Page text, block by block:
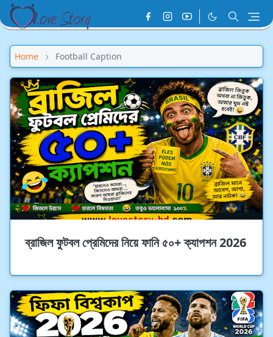
Home Football Caption
ব্রাজিল ফুটবল প্রেমিদের নিয়ে ফানি ৫০+ ক্যাপশন 2026